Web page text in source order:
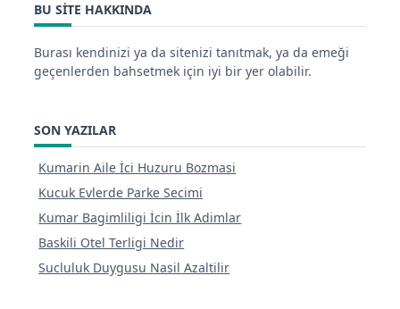
BU SITE HAKKINDA
Burası kendinizi ya da sitenizi tanıtmak, ya da emeği
geçenlerden bahsetmek için iyi bir yer olabilir.
SON YAZILAR
Kumarin Aile İci Huzuru Bozmasi
Kucuk Evlerde Parke Secimi
Kumar Bagimliligi İcin İlk Adimlar
Baskili Otel Terligi Nedir
Sucluluk Duygusu Nasil Azaltilir